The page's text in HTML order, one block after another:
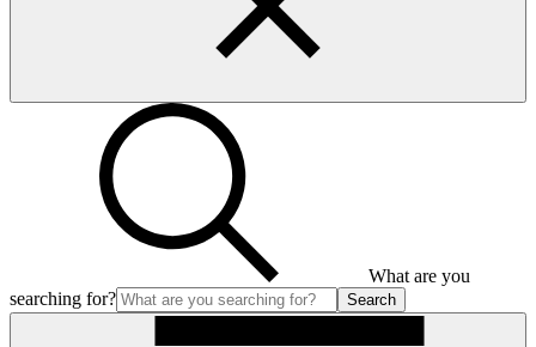
What are you
searching for?
Search